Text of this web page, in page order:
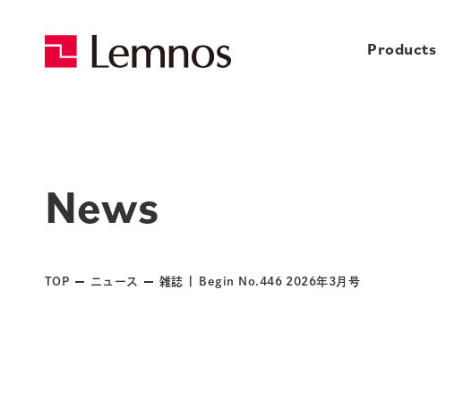
Products
News
TOP ニュース 雑誌 | Begin No.446 2026年3月号